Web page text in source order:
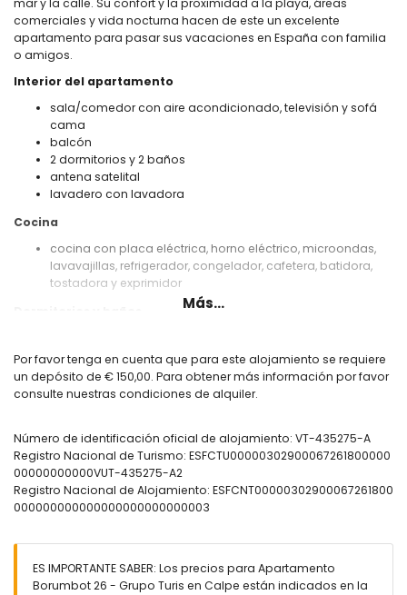
comerciales y vida nocturna hacen de este un excelente
apartamento para pasar sus vacaciones en España con familia
o amigos.
Interior del apartamento
sala/comedor con aire acondicionado, televisión y sofá
cama
balcón
2 dormitorios y 2 baños
antena satelital
lavadero con lavadora
Cocina
cocina con placa eléctrica, horno eléctrico, microondas,
lavavajillas, refrigerador, congelador, cafetera, batidora,
tostadora y exprimidor
dormitorio con aire acondicionado, cama doble y baño en
suite
baño en suite con lavabo, bañera, bidet y inodoro
Exterior del apartamento
terreno cerrado
piscina comunitaria ovalada
piscina infantil
hermoso jardín con césped
parque infantil
ducha exterior
plaza de garaje comunitaria
Más...
Por favor tenga en cuenta que para este alojamiento se requiere
un depósito de € 150,00. Para obtener más información por favor
consulte nuestras condiciones de alquiler.
Número de identificación oficial de alojamiento: VT-435275-A
Registro Nacional de Turismo: ESFCTU00000302900067261800000
00000000000VUT-435275-A2
Registro Nacional de Alojamiento: ESFCNT00000302900067261800
000000000000000000000000003
ES IMPORTANTE SABER: Los precios para Apartamento
Borumbot 26 - Grupo Turis en Calpe están indicados en la